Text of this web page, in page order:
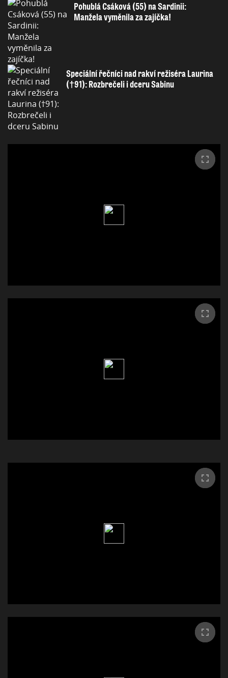
Pohublá Csáková (55) na Sardinii:
Manžela vyměnila za zajíčka!
Speciální řečníci nad rakví režiséra Laurina
(†91): Rozbrečeli i dceru Sabinu